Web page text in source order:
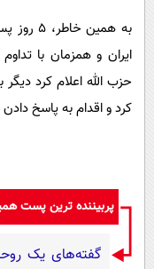
به همین
ایران و همزمان با
حزب الله اعلام کرد
کرد و اقدام به پاسخ
پربیننده ترین پست